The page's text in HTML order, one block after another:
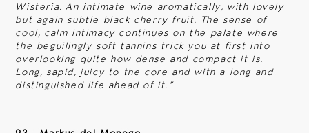
Les actualités
Articles
À l'écoute
Wisteria. An intimate wine aromatically, with lovely
but again subtle black cherry fruit. The sense of
cool, calm intimacy continues on the palate where
the beguilingly soft tannins trick you at first into
overlooking quite how dense and compact it is.
Long, sapid, juicy to the core and with a long and
distinguished life ahead of it. ”